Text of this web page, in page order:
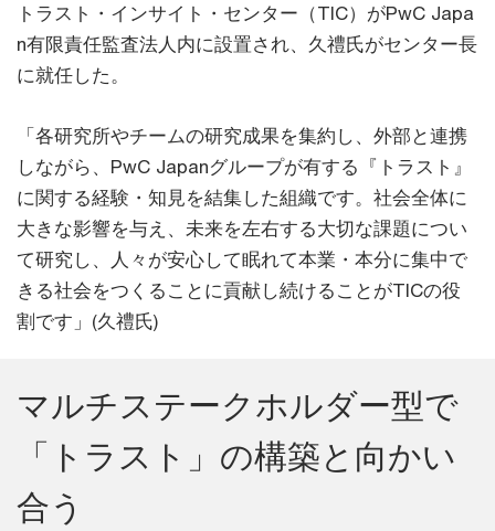
トラスト・インサイト・センター（TIC）がPwC Japa
n有限責任監査法人内に設置され、久禮氏がセンター長
に就任した。
「各研究所やチームの研究成果を集約し、外部と連携
しながら、PwC Japanグループが有する『トラスト』
に関する経験・知見を結集した組織です。社会全体に
大きな影響を与え、未来を左右する大切な課題につい
て研究し、人々が安心して眠れて本業・本分に集中で
きる社会をつくることに貢献し続けることがTICの役
割です」(久禮氏)
マルチステークホルダー型で
「トラスト」の構築と向かい
合う